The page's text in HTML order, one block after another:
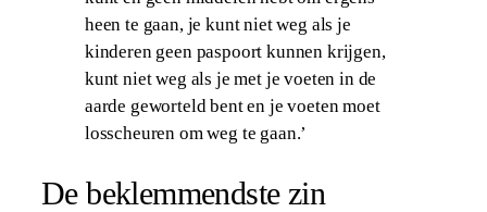
heen te gaan, je kunt niet weg als je
kinderen geen paspoort kunnen krijgen,
kunt niet weg als je met je voeten in de
aarde geworteld bent en je voeten moet
losscheuren om weg te gaan.’
De beklemmendste zin